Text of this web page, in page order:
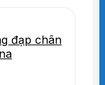
đạp chân